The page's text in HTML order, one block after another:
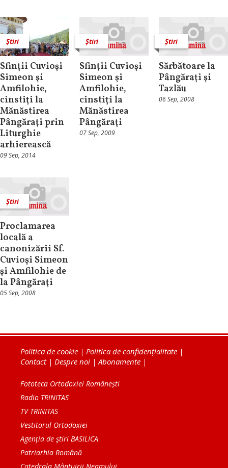
Știri
Sfinţii Cuvioşi
Simeon şi
Amfilohie,
cinstiţi la
Mănăstirea
Pângăraţi prin
Liturghie
arhierească
09 Sep, 2014
Știri
Sfinţii Cuvioşi
Simeon şi
Amfilohie,
cinstiţi la
Mănăstirea
Pângăraţi
07 Sep, 2009
Știri
Sărbătoare la
Pângăraţi şi
Tazlău
06 Sep, 2008
Știri
Proclamarea
locală a
canonizării Sf.
Cuvioşi Simeon
şi Amfilohie de
la Pângăraţi
05 Sep, 2008
Politica de cookie | Politica de confidențialitate |
Contact| Despre noi |Abonamente |
Fototeca Ortodoxiei Românești
Radio TRINITAS
TV TRINITAS
Vestitorul Ortodoxiei
Agenţia de ştiri BASILICA
Patriarhia Română